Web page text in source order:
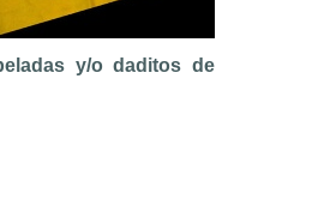
y/o daditos de